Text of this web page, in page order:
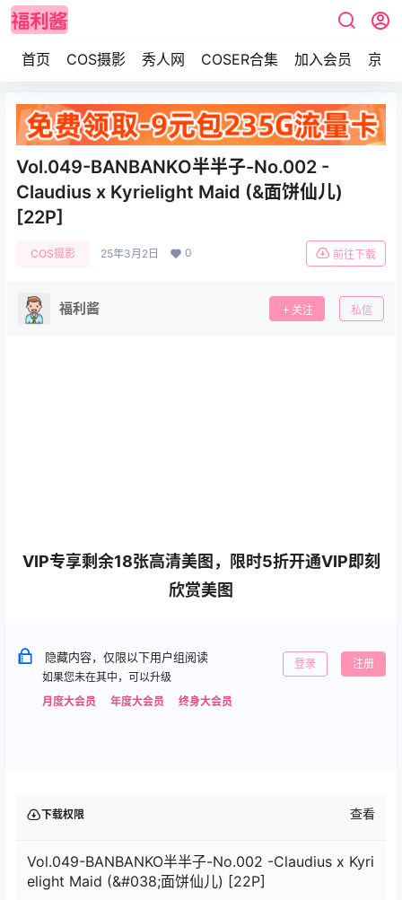
首页 COS摄影 秀人网 COSER合集 加入会员 京东
Vol.049-BANBANKO半半子-No.002 -
Claudius x Kyrielight Maid (&面饼仙儿)
[22P]
COS摄影 25年3月2日 0 前往下载
福利酱 关注 私信
VIP专享剩余18张高清美图，限时5折开通VIP即刻
欣赏美图
隐藏内容，仅限以下用户组阅读
如果您未在其中，可以升级
月度大会员
年度大会员 终身大会员
登录 注册
下载权限 查看
Vol.049-BANBANKO半半子-No.002 -Claudius x Kyri
elight Maid (&#038;面饼仙儿) [22P]